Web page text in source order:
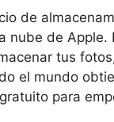
de
nube de Apple.
tus
el mundo
para